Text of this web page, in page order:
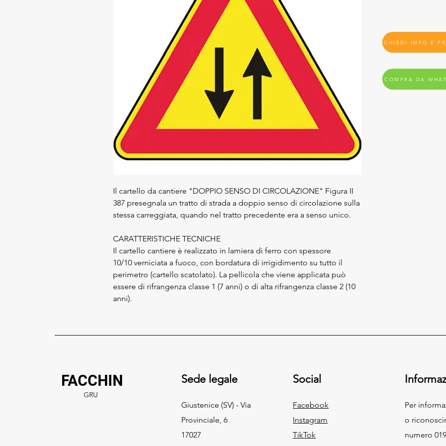
Il cartello da cantiere "DOPPIO SENSO DI CIRCOLAZIONE" Figura II
387 presegnala un tratto di strada a doppio senso di circolazione sulla
stessa carreggiata, quando nel tratto precedente era a senso unico.
CARATTERISTICHE TECNICHE
Il cartello cantiere è realizzato in lamiera di ferro con spessore
10/10 verniciata a fuoco, con bordatura di irrigidimento su tutto il
perimetro (cartello scatolato). La pellicola che viene applicata può
essere di rifrangenza classe 1 (7 anni) o di alta rifrangenza classe 2 (10
anni).
CHIEDI INFO E
COMPRA DA
FACCHIN
GRU
Sede legale
Giustenice (SV) - Via
Provinciale, 6
17027
Social
Facebook
Instagram
TikTok
Per
o
numero